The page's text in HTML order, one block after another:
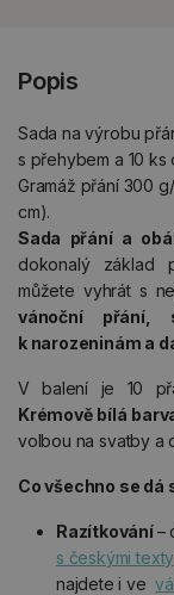
Popis
Sada na výrobu
s přehybem a 10
Gramáž přání 300
cm).
Sada přání a
dokonalý základ
můžete vyhrát s
vánoční přání,
k narozeninám a
V balení je 10
Krémově bílá
volbou na svatby a
Co všechno se dá
Razítkování–
s českými texty
najdete i ve